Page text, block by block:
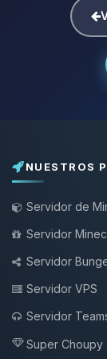
NUESTROS
Servidor de
Servidor
Servidor
Servidor VPS
Servidor
Super Choupy